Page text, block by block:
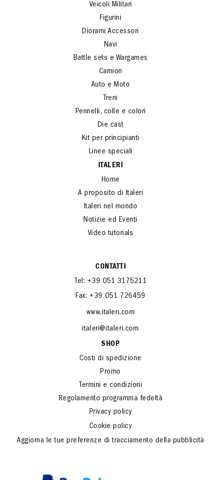
Veicoli Militari
Figurini
Diorami Accessori
Navi
Battle sets e Wargames
Camion
Auto e Moto
Treni
Pennelli, colle e colori
Die cast
Kit per principianti
Linee speciali
ITALERI
Home
A proposito di Italeri
Italeri nel mondo
Notizie ed Eventi
Video tutorials
CONTATTI
Tel: +39 051 3175211
Fax: +39 051 726459
www.italeri.com
italeri@italeri.com
SHOP
Costi di spedizione
Promo
Termini e condizioni
Regolamento programma fedeltà
Privacy policy
Cookie policy
Aggiorna le tue preferenze di tracciamento della pubblicità